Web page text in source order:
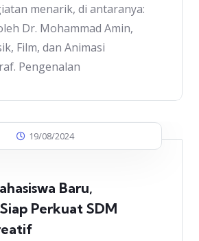
menarik, di antaranya:
Dr. Mohammad Amin,
Film, dan Animasi
Pengenalan
19/08/2024
Baru,
Perkuat SDM